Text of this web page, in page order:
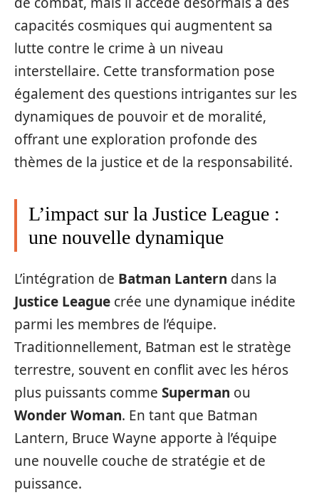
capacités cosmiques qui augmentent sa
lutte contre le crime à un niveau
interstellaire. Cette transformation pose
également des questions intrigantes sur les
dynamiques de pouvoir et de moralité,
offrant une exploration profonde des
thèmes de la justice et de la responsabilité.
L’impact sur la Justice League :
une nouvelle dynamique
L’intégration de Batman Lantern dans la
Justice League crée une dynamique inédite
parmi les membres de l’équipe.
Traditionnellement, Batman est le stratège
terrestre, souvent en conflit avec les héros
plus puissants comme Superman ou
Wonder Woman. En tant que Batman
Lantern, Bruce Wayne apporte à l’équipe
une nouvelle couche de stratégie et de
puissance.